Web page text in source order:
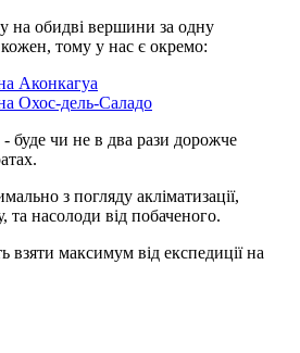
на обидві вершини за одну
тому у нас є окремо:
Аконкагуа
Охос-дель-Саладо
буде чи не в два рази дорожче
з погляду акліматизації,
та насолоди від побаченого.
взяти максимум від експедиції на